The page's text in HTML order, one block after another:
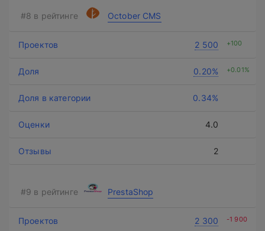
October CMS
2 500 +100
0.20% +0.01%
0.34%
4.0
2
PrestaShop
2 300 -1 900